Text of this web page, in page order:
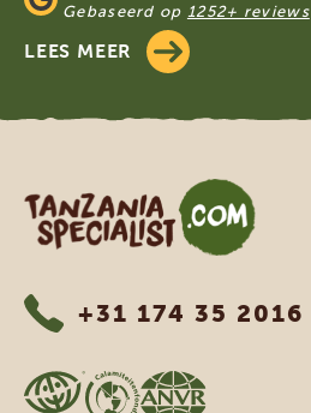
Gebaseerd op 1252+ reviews
LEES MEER
Tanzania Specialist
+31 174 35 2016